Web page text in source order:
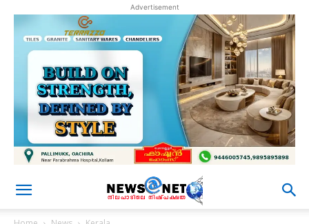
Advertisement